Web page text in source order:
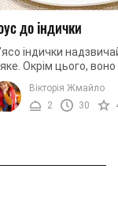
до індички
індички
Окрім цього,
З таким
працювати
та ...
Вікторія Жмайло
2
30